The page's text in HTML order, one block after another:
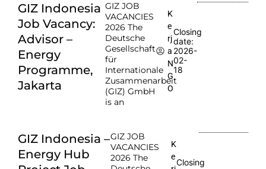
GIZ Indonesia
Job Vacancy:
Advisor –
Energy
Programme,
Jakarta
GIZ JOB
VACANCIES
2026 The
Deutsche
Gesellschaft
für
Internationale
Zusammenarbeit
(GIZ) GmbH
is an
K
e
rj
a
N
G
O
Closing
date:
2026-
02-
18
GIZ Indonesia –
Energy Hub
GIZ JOB
VACANCIES
2026 The
K
e
Closing